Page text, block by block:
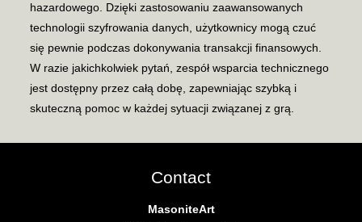
hazardowego. Dzięki zastosowaniu zaawansowanych
technologii szyfrowania danych, użytkownicy mogą czuć
się pewnie podczas dokonywania transakcji finansowych.
W razie jakichkolwiek pytań, zespół wsparcia technicznego
jest dostępny przez całą dobę, zapewniając szybką i
skuteczną pomoc w każdej sytuacji związanej z grą.
Contact
MasoniteArt